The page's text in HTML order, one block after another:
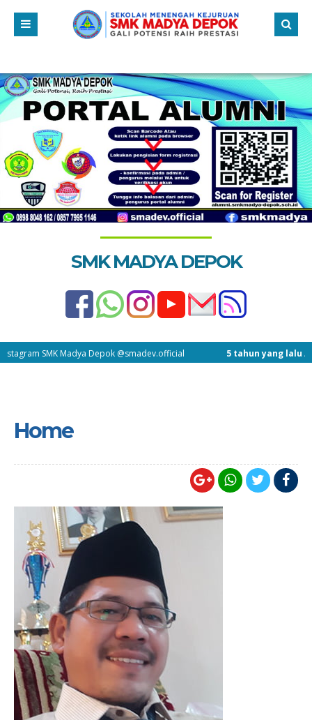
SMK MADYA DEPOK
Madya Depok @smadev.official 5 tahun yang lalu/ Telah
Home